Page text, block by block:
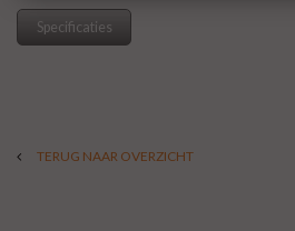
Specificaties
TERUG NAAR OVERZICHT